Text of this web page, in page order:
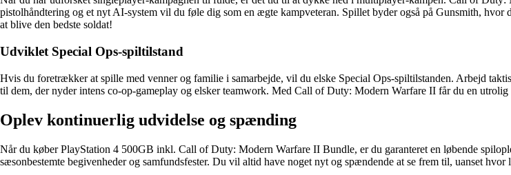
pistolhåndtering og et nyt AI-system vil du føle dig som en ægte kampveteran. Spillet byder også på Gunsmith,
at blive den bedste soldat!
Udviklet Special Ops-spiltilstand
Hvis du foretrækker at spille med venner og familie i samarbejde, vil du elske Special Ops-spiltilstanden. Arbejd
til dem, der nyder intens co-op-gameplay og elsker teamwork. Med Call of Duty: Modern Warfare II får du en
Oplev kontinuerlig udvidelse og spænding
Når du køber PlayStation 4 500GB inkl. Call of Duty: Modern Warfare II Bundle, er du garanteret en løbende
sæsonbestemte begivenheder og samfundsfester. Du vil altid have noget nyt og spændende at se frem til, uanset